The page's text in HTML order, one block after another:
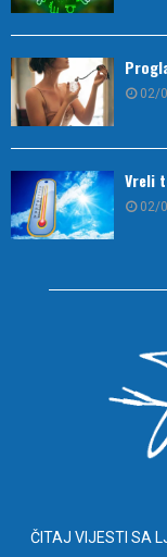
02/
Vreli
02/
ČITAJ VIJESTI SA